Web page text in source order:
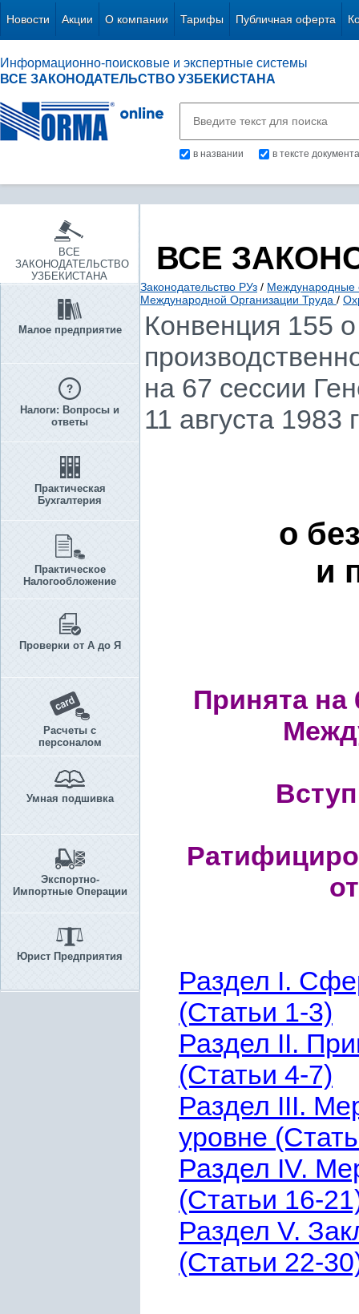
Новости Акции О компании Тарифы Публичная оферта
Информационно-поисковые и экспертные системы
ВСЕ ЗАКОНОДАТЕЛЬСТВО УЗБЕКИСТАНА
в названии в тексте документа
ВСЕ
ЗАКОНОДАТЕЛЬСТВО
УЗБЕКИСТАНА
Малое предприятие
Налоги: Вопросы и
ответы
Практическая
Бухгалтерия
Практическое
Налогообложение
Проверки от А до Я
Расчеты с
персоналом
Умная подшивка
Экспортно-
Импортные Операции
Юрист Предприятия
ВСЕ
Законодательство РУз / Международные
Международной Организации Труда /
Конвенция 155
на 67 сессии
11 августа 1983
о
и
Принята на
Раздел I.
(Статьи 1-3)
Раздел II.
(Статьи 4-7)
Раздел III.
уровне
Раздел IV.
(Статьи 16-
Раздел V.
(Статьи 22-